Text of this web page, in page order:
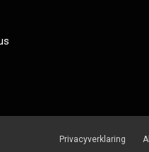
Privacyverklaring